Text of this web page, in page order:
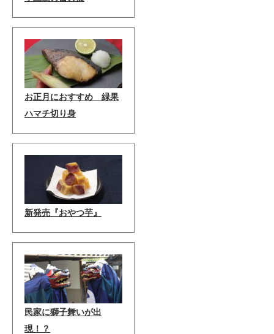
お正月におすすめ 緑果
ハマチ切り身
新発売『おやつ芋』
民家に獅子舞いが出
現！？